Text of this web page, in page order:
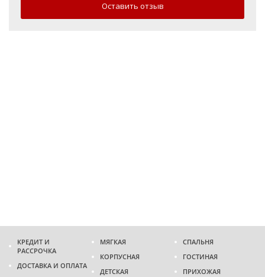
Оставить отзыв
КРЕДИТ И
РАССРОЧКА
ДОСТАВКА И ОПЛАТА
МЯГКАЯ
КОРПУСНАЯ
ДЕТСКАЯ
СПАЛЬНЯ
ГОСТИНАЯ
ПРИХОЖАЯ